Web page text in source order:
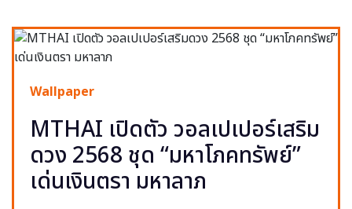
Wallpaper
MTHAI เปิดตัว วอลเปเปอร์เสริม
ดวง 2568 ชุด “มหาโภคทรัพย์”
เด่นเงินตรา มหาลาภ